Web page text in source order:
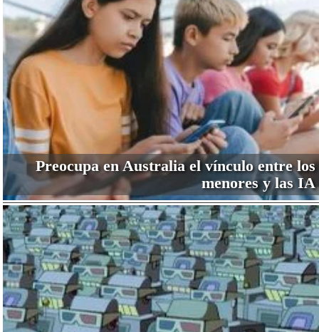
Preocupa en Australia el vínculo entre los
menores y las IA